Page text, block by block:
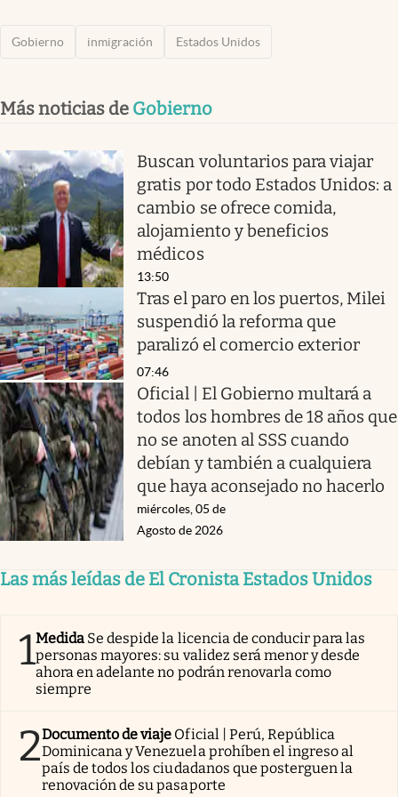
Gobierno inmigración Estados Unidos
Más noticias de Gobierno
Buscan voluntarios para viajar
gratis por todo Estados Unidos: a
cambio se ofrece comida,
alojamiento y beneficios
médicos
13:50
Tras el paro en los puertos, Milei
suspendió la reforma que
paralizó el comercio exterior
07:46
Oficial | El Gobierno multará a
todos los hombres de 18 años que
no se anoten al SSS cuando
debían y también a cualquiera
que haya aconsejado no hacerlo
miércoles, 05 de
Agosto de 2026
Las más leídas de El Cronista Estados Unidos
1Medida Se despide la licencia de conducir para las
personas mayores: su validez será menor y desde
ahora en adelante no podrán renovarla como
siempre
2Documento de viaje Oficial | Perú, República
Dominicana y Venezuela prohíben el ingreso al
país de todos los ciudadanos que posterguen la
renovación de su pasaporte